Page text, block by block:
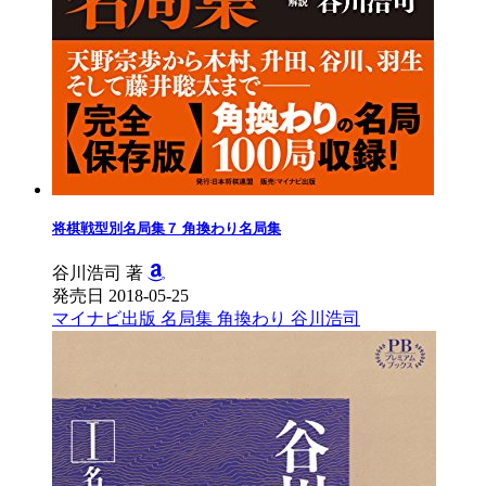
将棋戦型別名局集７ 角換わり名局集
谷川浩司 著
発売日 2018-05-25
マイナビ出版 名局集 角換わり 谷川浩司